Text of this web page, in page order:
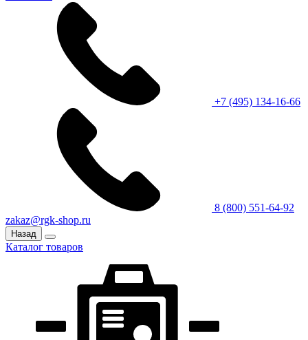
+7 (495) 134-16-66
8 (800) 551-64-92
zakaz@rgk-shop.ru
Назад
Каталог товаров